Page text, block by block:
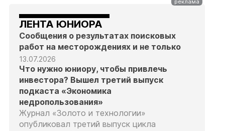
ЛЕНТА ЮНИОРА
Сообщения о результатах поисковых
работ на месторождениях и не только
13.07.2026
Что нужно юниору, чтобы привлечь
инвестора? Вышел третий выпуск
подкаста «Экономика
недропользования»
Журнал «Золото и технологии»
опубликовал третий выпуск цикла